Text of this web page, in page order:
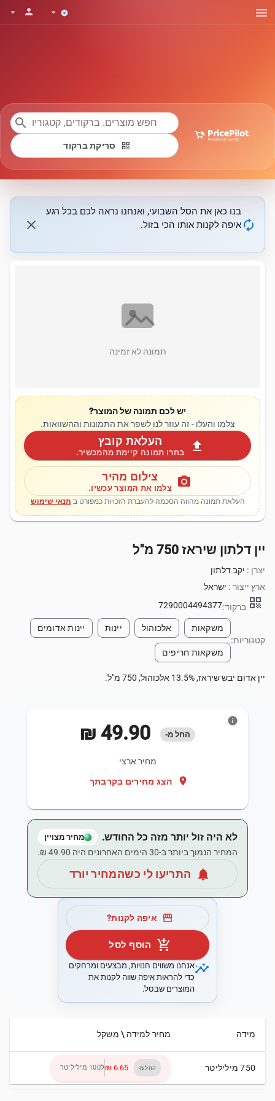
menu
arrow_drop_down
person
arrow_drop_down
search
qr_code סריקת ברקוד
autorenew
בנו כאן את הסל השבועי, ואנחנו נראה לכם בכל רגע
איפה לקנות אותו הכי בזול.
close
תמונה לא זמינה
יש לכם תמונה של המוצר?
צלמו והעלו - זה עוזר לנו לשפר את התמונות וההשוואות.
upload העלאת קובץ
בחרו תמונה קיימת מהמכשיר.
photo_camera צילום מהיר
צלמו את המוצר עכשיו.
העלאת תמונה מהווה הסכמה להעברת הזכויות כמפורט ב תנאי שימוש
יין דלתון שיראז 750 מ"ל
יצרן : יקב דלתון
ארץ ייצור : ישראל
qr_code ברקוד:7290004494377
קטגוריות:
משקאות אלכוהול יינות יינות אדומים
משקאות חריפים
יין אדום יבש שיראז, 13.5% אלכוהול, 750 מ"ל.
החל מ-
מחיר ארצי
location_on הצג מחירים בקרבתך
info
לא היה זול יותר מזה כל החודש. מחיר מצויין
המחיר הנמוך ביותר ב-30 הימים האחרונים היה ‏49.90 ‏₪.
notifications התריעו לי כשהמחיר יורד
storefront איפה לקנות?
add_shopping_cart הוסף לסל
insightsאנחנו משווים חנויות, מבצעים ומרחקים
כדי להראות איפה שווה לקנות את
המוצרים שבסל.
מידה מחיר למידה \ משקל
750 מיליליטר החל מ- ל100 מיליליטר